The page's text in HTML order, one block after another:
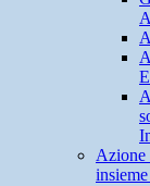
Azione